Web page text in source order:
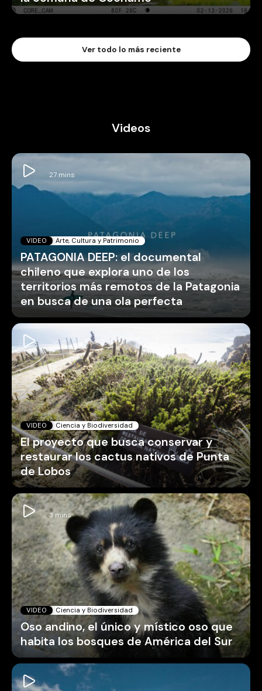
Ver todo lo más reciente
Videos
VIDEO Arte, Cultura y Patrimonio
PATAGONIA DEEP: el documental
chileno que explora uno de los
territorios más remotos de la Patagonia
en busca de una ola perfecta
VIDEO Ciencia y Biodiversidad
El proyecto que busca conservar y
restaurar los cactus nativos de Punta
de Lobos
VIDEO Ciencia y Biodiversidad
Oso andino, el único y místico oso que
habita los bosques de América del Sur